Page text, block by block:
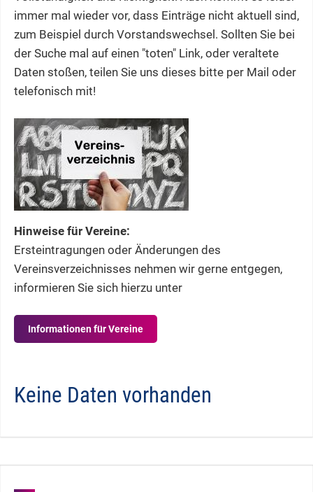
immer mal wieder vor, dass Einträge nicht aktuell sind,
zum Beispiel durch Vorstandswechsel. Sollten Sie bei
der Suche mal auf einen "toten" Link, oder veraltete
Daten stoßen, teilen Sie uns dieses bitte per Mail oder
telefonisch mit!
Hinweise für Vereine:
Ersteintragungen oder Änderungen des
Vereinsverzeichnisses nehmen wir gerne entgegen,
informieren Sie sich hierzu unter
Informationen für Vereine
Keine Daten vorhanden